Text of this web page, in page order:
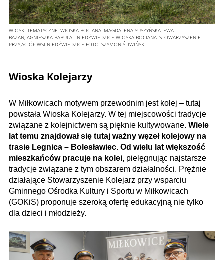
WIOSKI TEMATYCZNE, WIOSKA BOCIANA: MAGDALENA SUSZYŃSKA, EWA
BAZAN, AGNIESZKA BABULA - NIEDŹWIEDZICE WIOSKA BOCIANA, STOWARZYSZENIE
PRZYJACIÓŁ WSI NIEDŹWIEDZICE FOTO: SZYMON ŚLIWIŃSKI
Wioska Kolejarzy
W Miłkowicach motywem przewodnim jest kolej – tutaj
powstała Wioska Kolejarzy. W tej miejscowości tradycje
związane z kolejnictwem są pięknie kultywowane. Wiele
lat temu znajdował się tutaj ważny węzeł kolejowy na
trasie Legnica – Bolesławiec. Od wielu lat większość
mieszkańców pracuje na kolei, pielęgnując najstarsze
tradycje związane z tym obszarem działalności. Prężnie
działające Stowarzyszenie Kolejarz przy wsparciu
Gminnego Ośrodka Kultury i Sportu w Miłkowicach
(GOKiS) proponuje szeroką ofertę edukacyjną nie tylko
dla dzieci i młodzieży.